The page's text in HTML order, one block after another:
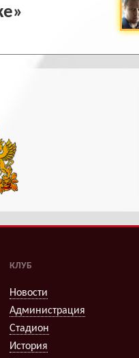
КЛУБ
Новости
Администрация
Стадион
История